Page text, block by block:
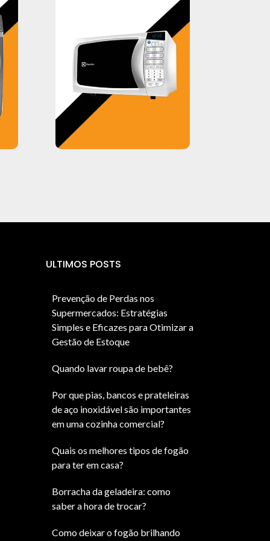
ULTIMOS POSTS
Prevenção de Perdas nos
Supermercados: Estratégias
Simples e Eficazes para Otimizar a
Gestão de Estoque
Quando lavar roupa de bebê?
Por que pias, bancos e prateleiras
de aço inoxidável são importantes
em uma cozinha comercial?
Quais os melhores tipos de fogão
para ter em casa?
Borracha da geladeira: como
saber a hora de trocar?
Como deixar o fogão brilhando